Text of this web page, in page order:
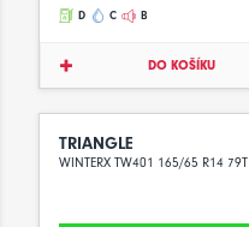
D C B
DO KOŠÍKU
TRIANGLE
WINTERX TW401 165/65 R14 79T